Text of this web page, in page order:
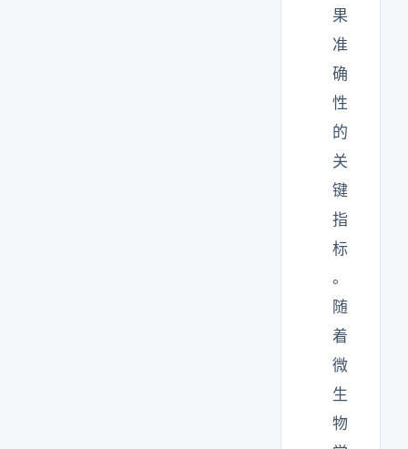
果
准
确
性
的
关
键
指
标
。
随
着
微
生
物